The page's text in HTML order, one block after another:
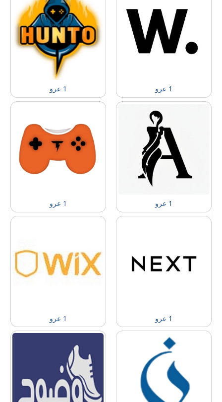
1 عرو 1 عرو
1 عرو 1 عرو
1 عرو 1 عرو